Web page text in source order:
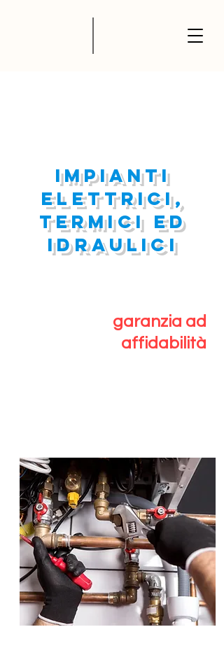
impianti
elettrici,
termici ed
idraulici
garanzia ad
affidabilità